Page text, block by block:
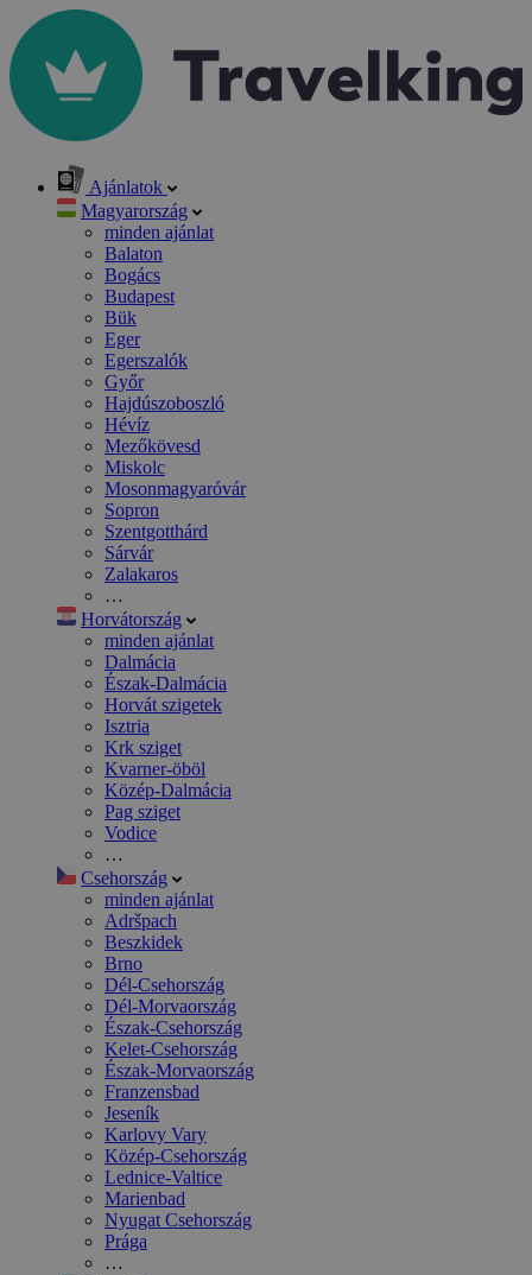
Ajánlatok
Magyarország
minden ajánlat
Balaton
Bogács
Budapest
Bük
Eger
Egerszalók
Győr
Hajdúszoboszló
Hévíz
Mezőkövesd
Miskolc
Mosonmagyaróvár
Sopron
Szentgotthárd
Sárvár
Zalakaros
…
Horvátország
minden ajánlat
Dalmácia
Észak-Dalmácia
Horvát szigetek
Isztria
Krk sziget
Kvarner-öböl
Közép-Dalmácia
Pag sziget
Vodice
…
Csehország
minden ajánlat
Adršpach
Beszkidek
Brno
Dél-Csehország
Dél-Morvaország
Észak-Csehország
Kelet-Csehország
Észak-Morvaország
Franzensbad
Jeseník
Karlovy Vary
Közép-Csehország
Lednice-Valtice
Marienbad
Nyugat Csehország
Prága
…